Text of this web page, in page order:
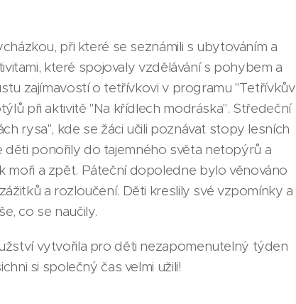
při které se seznámili s ubytováním a
které spojovaly vzdělávání s pohybem a
zajímavostí o tetřívkovi v programu "Tetřívkův
při aktivitě "Na křídlech modráska". Středeční
rysa", kde se žáci učili poznávat stopy lesních
ponořily do tajemného světa netopýrů a
a zpět. Páteční dopoledne bylo věnováno
a rozloučení. Děti kreslily své vzpomínky a
co se naučily.
vytvořila pro děti nezapomenutelný týden
si společný čas velmi užili!